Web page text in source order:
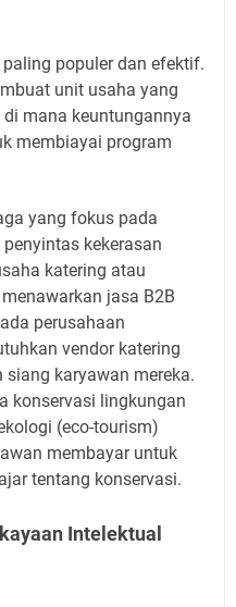
populer dan efektif.
unit usaha yang
mana keuntungannya
membiayai program
yang fokus pada
kekerasan
katering atau
jasa B2B
perusahaan
vendor katering
karyawan mereka.
konservasi lingkungan
(eco-tourism)
membayar untuk
tentang konservasi.
Intelektual